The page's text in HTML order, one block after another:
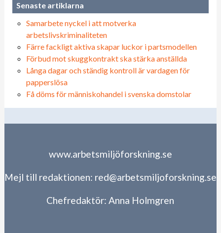
Senaste artiklarna
Samarbete nyckel i att motverka
arbetslivskriminaliteten
Färre fackligt aktiva skapar luckor i partsmodellen
Förbud mot skuggkontrakt ska stärka anställda
Långa dagar och ständig kontroll är vardagen för
papperslösa
Få döms för människohandel i svenska domstolar
www.arbetsmiljöforskning.se
Mejl till redaktionen: red@arbetsmiljoforskning.se
Chefredaktör:Anna Holmgren